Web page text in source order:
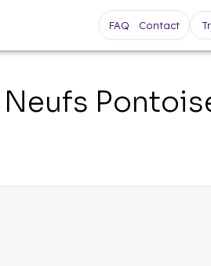
FAQ Contact